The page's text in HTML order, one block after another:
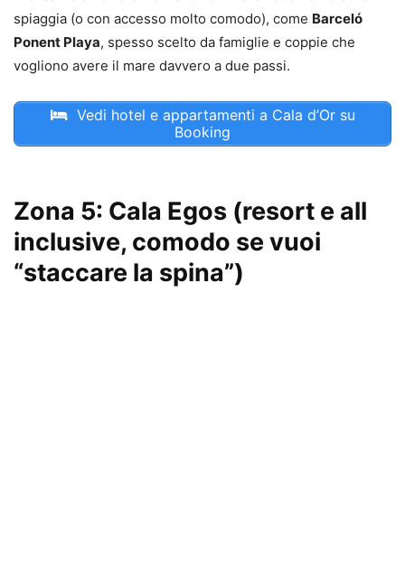
spiaggia (o con accesso molto comodo), come Barceló
Ponent Playa, spesso scelto da famiglie e coppie che
vogliono avere il mare davvero a due passi.
Vedi hotel e appartamenti a Cala d’Or su
Booking
Zona 5: Cala Egos (resort e all
inclusive, comodo se vuoi
“staccare la spina”)